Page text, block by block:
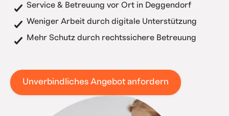
Service & Betreuung vor Ort in Deggendorf
Weniger Arbeit durch digitale Unterstützung
Mehr Schutz durch rechtssichere Betreuung
Unverbindliches Angebot anfordern